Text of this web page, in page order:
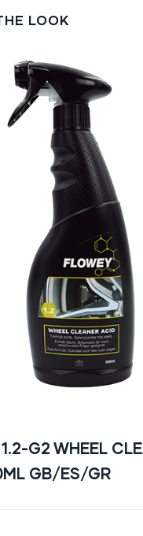
LOOK
G2 WHEEL
GB/ES/GR